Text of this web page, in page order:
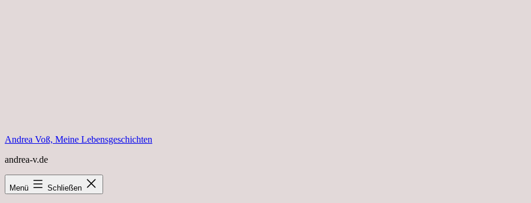
Andrea Voß, Meine Lebensgeschichten
andrea-v.de
Menü Schließen